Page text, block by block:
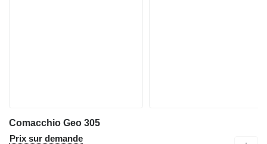
Comacchio Geo 305
Prix sur demande